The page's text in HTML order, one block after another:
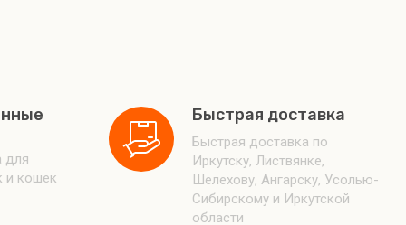
для
и кошек
Быстрая доставка
Быстрая доставка по
Иркутску, Листвянке,
Шелехову, Ангарску, Усолью-
Сибирскому и Иркутской
области